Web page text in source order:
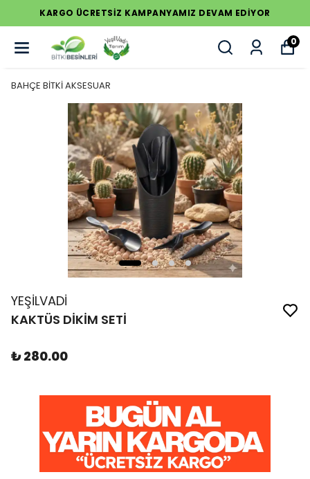
KARGO ÜCRETSİZ KAMPANYAMIZ DEVAM EDİYOR
0
BAHÇE BİTKİ AKSESUAR
YEŞİLVADİ
KAKTÜS DİKİM SETİ
₺ 280.00